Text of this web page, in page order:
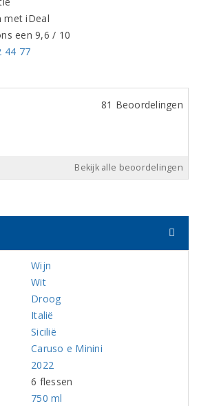
met iDeal
een 9,6 / 10
44 77
81 Beoordelingen
Bekijk alle beoordelingen
Wijn
Wit
Droog
Italië
Sicilië
Caruso e Minini
2022
6 flessen
750 ml